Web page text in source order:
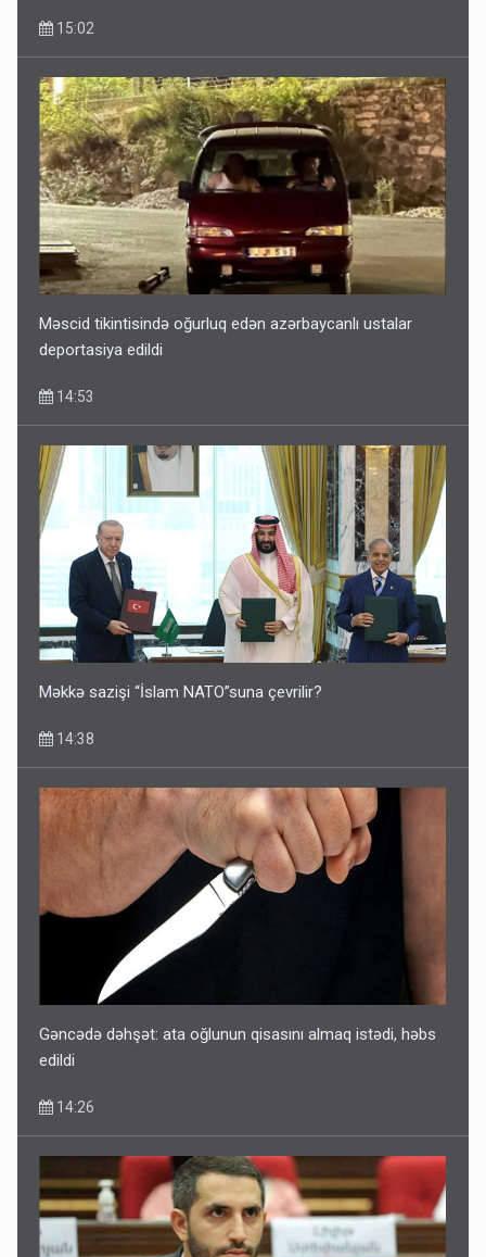
15:02
Məscid tikintisində oğurluq edən azərbaycanlı ustalar
deportasiya edildi
14:53
Məkkə sazişi “İslam NATO”suna çevrilir?
14:38
Gəncədə dəhşət: ata oğlunun qisasını almaq istədi, həbs
edildi
14:26